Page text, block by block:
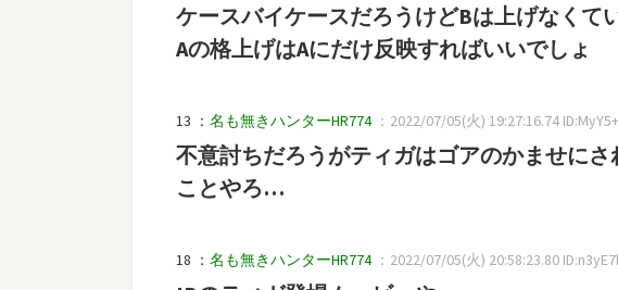
ケースバイケースだろうけどBは上げなくて
Aの格上げはAにだけ反映すればいいでしょ
13 ： 名も無きハンターHR774 ：2022/07/05(火) 19:27:16.74
不意討ちだろうがティガはゴアのかませに
ことやろ…
18 ： 名も無きハンターHR774 ：2022/07/05(火) 20:58:23.80